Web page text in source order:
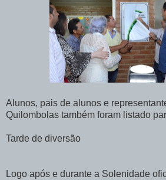
Alunos, pais de alunos e
Quilombolas também foram listado
Tarde de diversão
Logo após e durante a Solenidade